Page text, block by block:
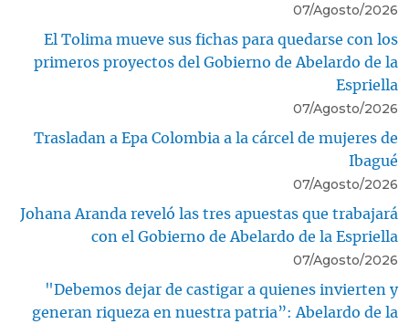
07/Agosto/2026
El Tolima mueve sus fichas para quedarse con los
primeros proyectos del Gobierno de Abelardo de la
Espriella
07/Agosto/2026
Trasladan a Epa Colombia a la cárcel de mujeres de
Ibagué
07/Agosto/2026
Johana Aranda reveló las tres apuestas que trabajará
con el Gobierno de Abelardo de la Espriella
07/Agosto/2026
"Debemos dejar de castigar a quienes invierten y
generan riqueza en nuestra patria”: Abelardo de la